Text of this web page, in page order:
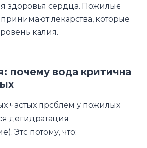
здоровья сердца. Пожилые
лекарства, которые
калия.
почему вода критична
частых проблем у пожилых
дегидратация
Это потому, что: